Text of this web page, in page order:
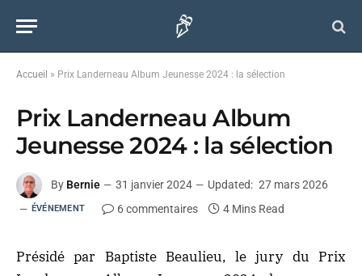
Accueil » Prix Landerneau Album Jeunesse 2024 : la sélection
Prix Landerneau Album
Jeunesse 2024 : la sélection
By Bernie 31 janvier 2024 Updated: 27 mars 2026
ÉVÉNEMENT 6 commentaires 4 Mins Read
Présidé par Baptiste Beaulieu, le jury du Prix